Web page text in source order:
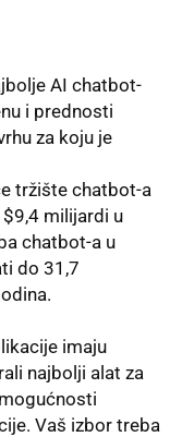
AI chatbot-
i prednosti
za koju je
tržište chatbot-a
milijardi u
chatbot-a u
do 31,7
imaju
najbolјi alat za
Vaš izbor treba